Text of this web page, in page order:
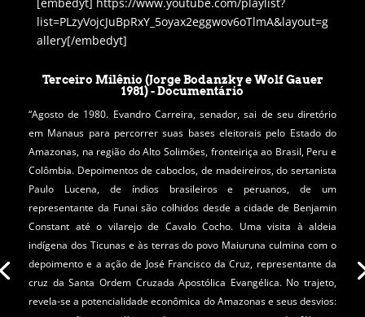
list=PLzyVojcJuBpRxY_5oyax2eggwov6oTlmA&layout=g
allery[/embedyt]
Terceiro Milênio (Jorge Bodanzky e Wolf Gauer
1981) - Documentário
“Agosto de 1980. Evandro Carreira, senador, sai de seu diretório
em Manaus para percorrer suas bases eleitorais pelo Estado do
Amazonas, na região do Alto Solimões, fronteiriça ao Brasil, Peru e
Colômbia. Depoimentos de caboclos, de madeireiros, do sertanista
Paulo Lucena, de índios brasileiros e peruanos, de um
representante da Funai são colhidos desde a cidade de Benjamin
Constant até o vilarejo de Cavalo Cocho. Uma visita à aldeia
indígena dos Ticunas e às terras do povo Maiuruna culmina com o
depoimento e a ação de José Francisco da Cruz, representante da
cruz da Santa Ordem Cruzada Apostólica Evangélica. No trajeto,
revela-se a potencialidade econômica do Amazonas e seus desvios:
O primeiro episódio de AmazôniAdentro Waimiri-Atroari mostra
uma panorâmica sobre a Amazônia, com escalada de alguns
episódios — a destruição da floresta, o avanço da pecuária, o ciclo
da borracha, Chico Mendes, o projeto Jari, e a presença nazista, nos
idos dos anos 30, no vale do rio Jari. Esse programa termina com a
bem-sucedida luta pela sobrevivência dos índios Waimiri-Atroari,